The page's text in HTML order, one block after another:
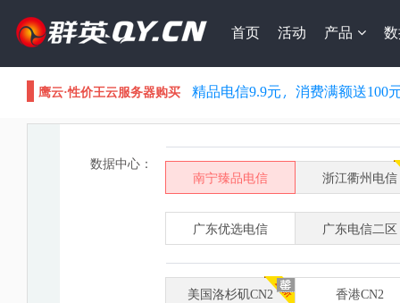
首页 活动 产品
鹰云·性价王云服务器购买 精品电信9.9元，消费满额送100
数据中心：
南宁臻品电信
浙江衢州电信
广东优选电信 广东电信二区
美国洛杉矶CN2 香港CN2